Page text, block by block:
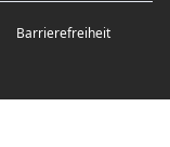
Barrierefreiheit